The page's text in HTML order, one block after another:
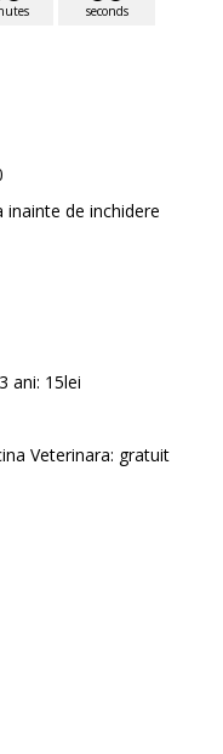
seconds
de inchidere
ani: 15lei
Veterinara: gratuit